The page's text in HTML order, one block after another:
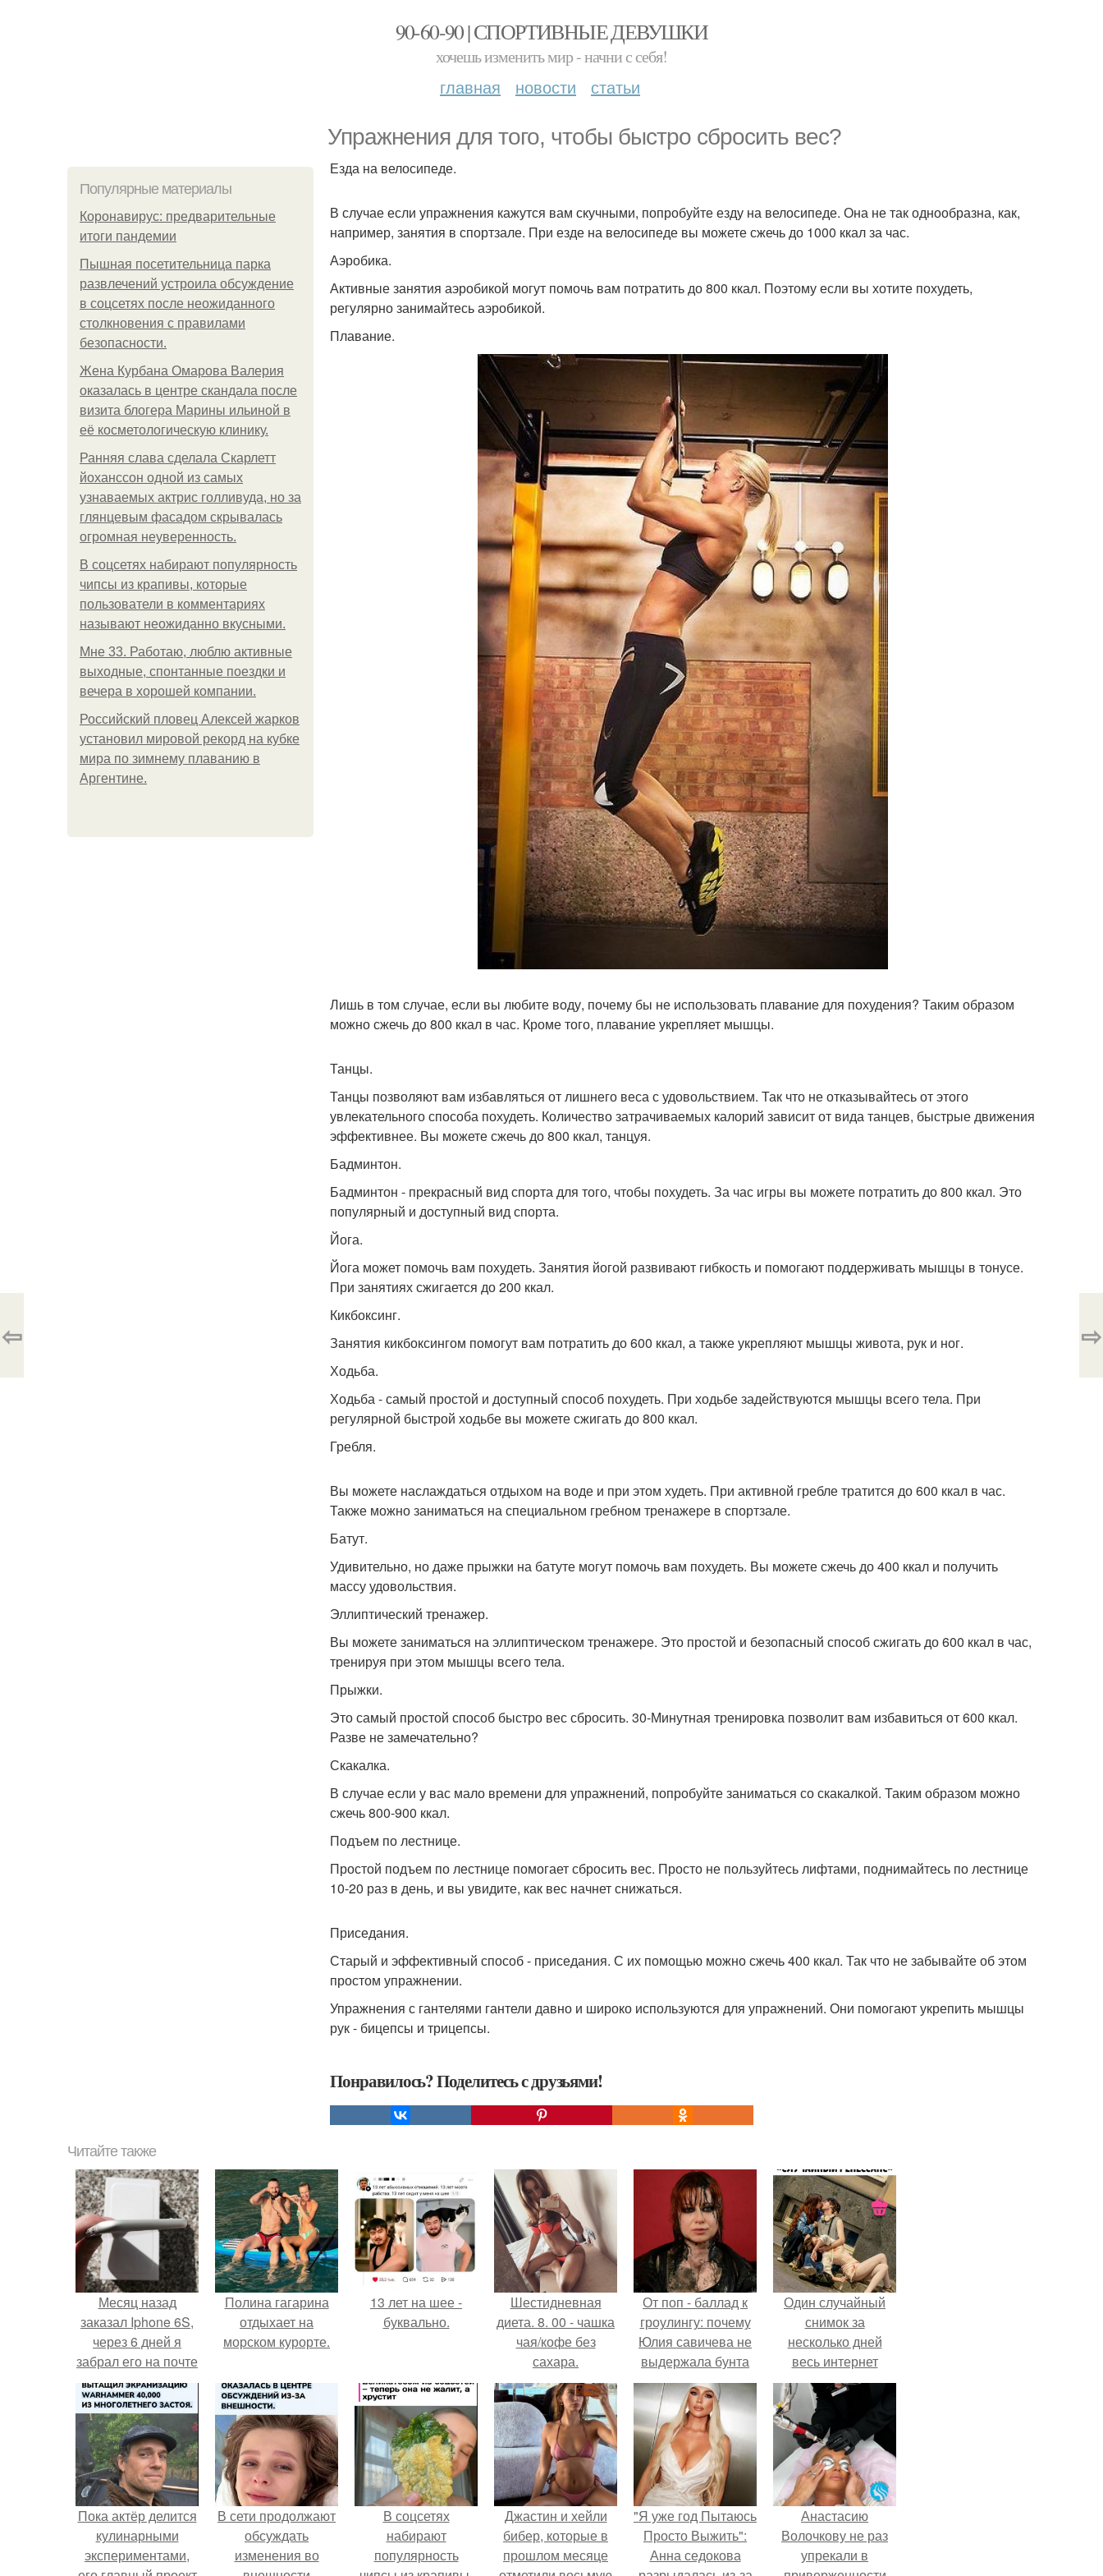
90-60-90 | СПОРТИВНЫЕ ДЕВУШКИ
хочешь изменить мир - начни с себя!
главная новости статьи
Упражнения для того, чтобы быстро сбросить вес?
Популярные материалы
Коронавирус: предварительные
итоги пандемии
Пышная посетительница парка
развлечений устроила обсуждение
в соцсетях после неожиданного
столкновения с правилами
безопасности.
Жена Курбана Омарова Валерия
оказалась в центре скандала после
визита блогера Марины ильиной в
её косметологическую клинику.
Ранняя слава сделала Скарлетт
йоханссон одной из самых
узнаваемых актрис голливуда, но за
глянцевым фасадом скрывалась
огромная неуверенность.
В соцсетях набирают популярность
чипсы из крапивы, которые
пользователи в комментариях
называют неожиданно вкусными.
Мне 33. Работаю, люблю активные
выходные, спонтанные поездки и
вечера в хорошей компании.
Российский пловец Алексей жарков
установил мировой рекорд на кубке
мира по зимнему плаванию в
Аргентине.
Езда на велосипеде.
В случае если упражнения кажутся вам скучными, попробуйте езду на велосипеде. Она не так однообразна, как,
например, занятия в спортзале. При езде на велосипеде вы можете сжечь до 1000 ккал за час.
Аэробика.
Активные занятия аэробикой могут помочь вам потратить до 800 ккал. Поэтому если вы хотите похудеть,
регулярно занимайтесь аэробикой.
Плавание.
Лишь в том случае, если вы любите воду, почему бы не использовать плавание для похудения? Таким образом
можно сжечь до 800 ккал в час. Кроме того, плавание укрепляет мышцы.
Танцы.
Танцы позволяют вам избавляться от лишнего веса с удовольствием. Так что не отказывайтесь от этого
увлекательного способа похудеть. Количество затрачиваемых калорий зависит от вида танцев, быстрые движения
эффективнее. Вы можете сжечь до 800 ккал, танцуя.
Бадминтон.
Бадминтон - прекрасный вид спорта для того, чтобы похудеть. За час игры вы можете потратить до 800 ккал. Это
популярный и доступный вид спорта.
Йога.
Йога может помочь вам похудеть. Занятия йогой развивают гибкость и помогают поддерживать мышцы в тонусе.
При занятиях сжигается до 200 ккал.
Кикбоксинг.
Занятия кикбоксингом помогут вам потратить до 600 ккал, а также укрепляют мышцы живота, рук и ног.
Ходьба.
Ходьба - самый простой и доступный способ похудеть. При ходьбе задействуются мышцы всего тела. При
регулярной быстрой ходьбе вы можете сжигать до 800 ккал.
Гребля.
Вы можете наслаждаться отдыхом на воде и при этом худеть. При активной гребле тратится до 600 ккал в час.
Также можно заниматься на специальном гребном тренажере в спортзале.
Батут.
Удивительно, но даже прыжки на батуте могут помочь вам похудеть. Вы можете сжечь до 400 ккал и получить
массу удовольствия.
Эллиптический тренажер.
Вы можете заниматься на эллиптическом тренажере. Это простой и безопасный способ сжигать до 600 ккал в час,
тренируя при этом мышцы всего тела.
Прыжки.
Это самый простой способ быстро вес сбросить. 30-Минутная тренировка позволит вам избавиться от 600 ккал.
Разве не замечательно?
Скакалка.
В случае если у вас мало времени для упражнений, попробуйте заниматься со скакалкой. Таким образом можно
сжечь 800-900 ккал.
Подъем по лестнице.
Простой подъем по лестнице помогает сбросить вес. Просто не пользуйтесь лифтами, поднимайтесь по лестнице
10-20 раз в день, и вы увидите, как вес начнет снижаться.
Приседания.
Старый и эффективный способ - приседания. С их помощью можно сжечь 400 ккал. Так что не забывайте об этом
простом упражнении.
Упражнения с гантелями гантели давно и широко используются для упражнений. Они помогают укрепить мышцы
рук - бицепсы и трицепсы.
Понравилось? Поделитесь с друзьями!
⇦ ⇨
Читайте также
Месяц назад
заказал Iphone 6S,
через 6 дней я
забрал его на почте
и вот решил
оставить отзыв!
Полина гагарина
отдыхает на
морском курорте.
13 лет на шее -
буквально.
Шестидневная
диета. 8. 00 - чашка
чая/кофе без
сахара.
От поп - баллад к
гроулингу: почему
Юлия савичева не
выдержала бунта
собственной
аудитории.
Один случайный
снимок за
несколько дней
весь интернет
облетел.
Пока актёр делится
кулинарными
экспериментами,
В сети продолжают
обсуждать
изменения во
В соцсетях
набирают
популярность
Джастин и хейли
бибер, которые в
прошлом месяце
"Я уже год Пытаюсь
Просто Выжить":
Анна седокова
Анастасию
Волочкову не раз
упрекали в